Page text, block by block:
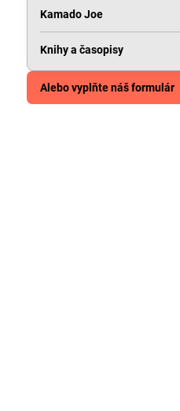
Kamado Joe
Knihy a časopisy
Alebo vyplňte náš formulár